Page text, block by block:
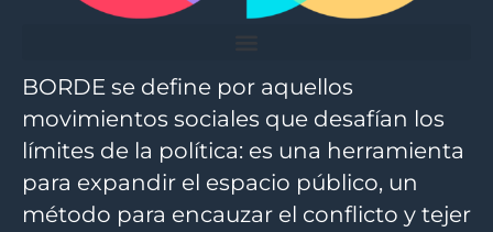
BORDE se define por aquellos
movimientos sociales que desafían los
límites de la política: es una herramienta
para expandir el espacio público, un
método para encauzar el conflicto y tejer